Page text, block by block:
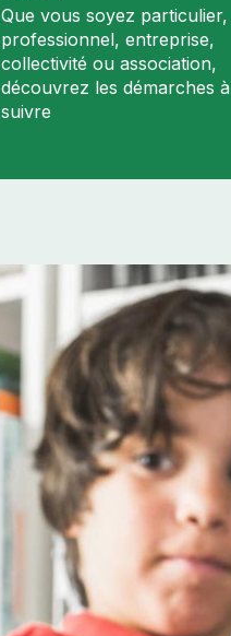
Que vous soyez particulier,
professionnel, entreprise,
collectivité ou association,
découvrez les démarches à
suivre